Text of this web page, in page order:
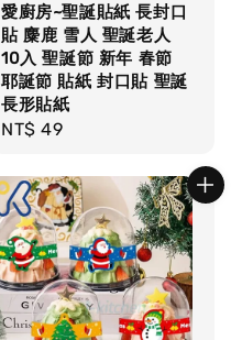
愛廚房~聖誕貼紙 長封口
貼 麋鹿 雪人 聖誕老人
10入 聖誕節 新年 春節
耶誕節 貼紙 封口貼 聖誕
長形貼紙
Regular
NT$ 49